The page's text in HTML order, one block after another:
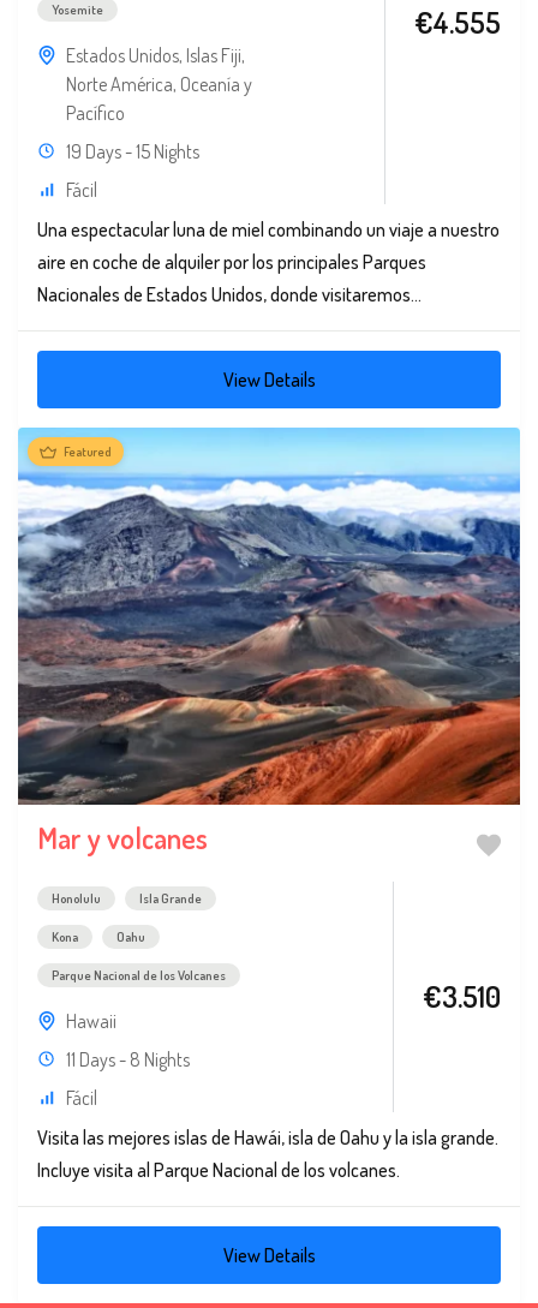
Yosemite
Estados Unidos, Islas Fiji,
Norte América, Oceanía y
Pacífico
19 Days - 15 Nights
Fácil
€4.555
Una espectacular luna de miel combinando un viaje a nuestro
aire en coche de alquiler por los principales Parques
Nacionales de Estados Unidos, donde visitaremos...
View Details
Featured
Mar y volcanes
Honolulu Isla Grande
Kona Oahu
Parque Nacional de los Volcanes
Hawaii
11 Days - 8 Nights
Fácil
€3.510
Visita las mejores islas de Hawái, isla de Oahu y la isla grande.
Incluye visita al Parque Nacional de los volcanes.
View Details